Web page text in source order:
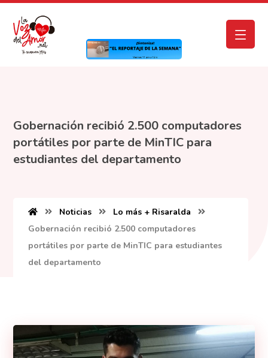
Gobernación recibió 2.500 computadores
portátiles por parte de MinTIC para
estudiantes del departamento
Noticias
Lo más + Risaralda
Gobernación recibió 2.500 computadores
portátiles por parte de MinTIC para estudiantes
del departamento